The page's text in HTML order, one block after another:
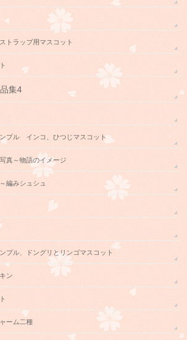
トラップ用マスコット
集4
プル インコ、ひつじマスコット
真～物語のイメージ
編みシュシュ
プル、ドングリとリンゴマスコット
ン
ーム二種